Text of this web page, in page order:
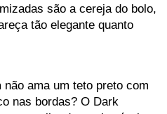
são a cereja do bolo,
tão elegante quanto
ama um teto preto com
nas bordas? O Dark